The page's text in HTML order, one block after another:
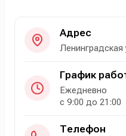
Адрес
График
Ежедневно
с 9:00 до 21:00
Телефон